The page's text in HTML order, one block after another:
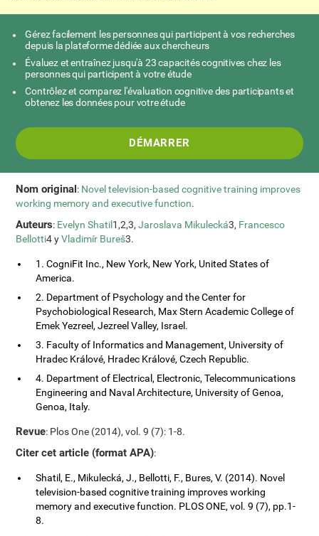
Gérez facilement les personnes qui participent à vos recherches
depuis la plateforme dédiée aux chercheurs
Évaluez et entraînez jusqu'à 23 capacités cognitives chez les
personnes qui participent à votre étude
Contrôlez et comparez l'évaluation cognitive des participants et
obtenez les données pour votre étude
DÉMARRER
Nom original: Novel television-based cognitive training improves
working memory and executive function.
Auteurs: Evelyn Shatil 1,2,3,Jaroslava Mikulecká3, Francesco
Bellotti4 yVladimír Bureš3.
1. CogniFit Inc., New York, New York, United States of
America.
2. Department of Psychology and the Center for
Psychobiological Research, Max Stern Academic College of
Emek Yezreel, Jezreel Valley, Israel.
3. Faculty of Informatics and Management, University of
Hradec Králové, Hradec Králové, Czech Republic.
4. Department of Electrical, Electronic, Telecommunications
Engineering and Naval Architecture, University of Genoa,
Genoa, Italy.
Revue: Plos One (2014), vol. 9 (7): 1-8.
Citer cet article (format APA):
Shatil, E., Mikulecká, J., Bellotti, F., Bures, V. (2014). Novel
television-based cognitive training improves working
memory and executive function. PLOS ONE, vol. 9 (7), pp.1-
8.